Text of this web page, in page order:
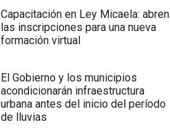
Capacitación en Ley Micaela: abren
las inscripciones para una nueva
formación virtual
El Gobierno y los municipios
acondicionarán infraestructura
urbana antes del inicio del período
de lluvias